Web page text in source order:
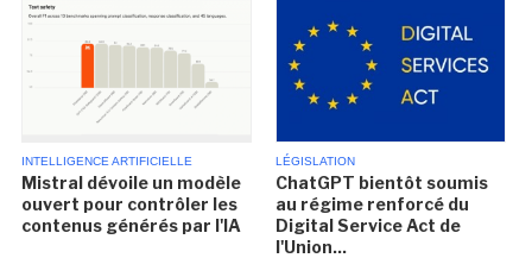
INTELLIGENCE ARTIFICIELLE
Mistral dévoile un modèle
ouvert pour contrôler les
contenus générés par l'IA
LÉGISLATION
ChatGPT bientôt soumis
au régime renforcé du
Digital Service Act de
l'Union...